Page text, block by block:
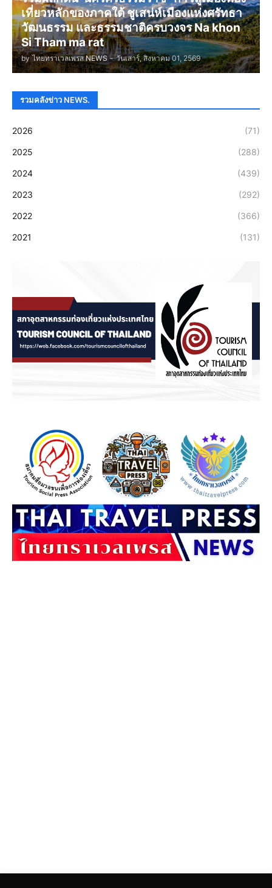
เที่ยวหลักของภาคใต้ ชูเสน่ห์เมืองแห่งศรัทธา
วัฒนธรรม และธรรมชาติครบวงจร Na khon
Si Tham ma rat
by ไทยทราเวลเพรส NEWS - วันเสาร์, สิงหาคม 01, 2569
รวมคลังข่าว NEWS.
2026 (71)
2025 (288)
2024 (439)
2023 (292)
2022 (366)
2021 (131)